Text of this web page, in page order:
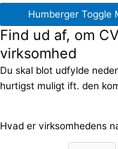
Humberger Toggle
Find ud af, om
virksomhed
Du skal blot udfylde
hurtigst muligt ift. den
Hvad er virksomhedens